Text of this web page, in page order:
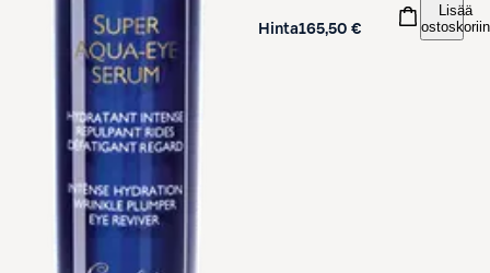
Hinta165,50 €
Lisää
ostoskoriin